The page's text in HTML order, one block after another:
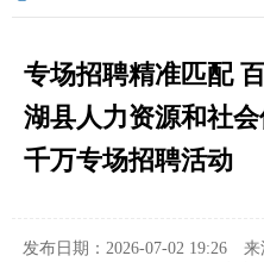
专场招聘精准匹配
湖县人力资源和社
千万专场招聘活动
发布日期：2026-07-02 19:26
来